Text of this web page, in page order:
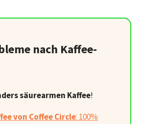
nach Kaffee-
säurearmen Kaffee!
von Coffee Circle: 100%